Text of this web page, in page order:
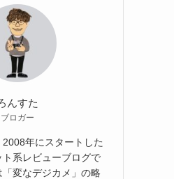
んすた
ブロガー
年にスタートした
系レビューブログで
変なデジカメ」の略